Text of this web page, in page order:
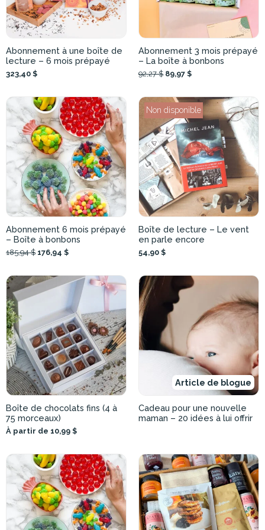
Abonnement à une boîte de
lecture – 6 mois prépayé
323,40 $
Abonnement 3 mois prépayé
– La boîte à bonbons
92,27 $ 89,97 $
Abonnement 6 mois prépayé
– Boîte à bonbons
185,94 $ 176,94 $
Non disponible
Boîte de lecture – Le vent
en parle encore
54,90 $
Boîte de chocolats fins (4 à
75 morceaux)
À partir de 10,99 $
Article de blogue
Cadeau pour une nouvelle
maman – 20 idées à lui offrir